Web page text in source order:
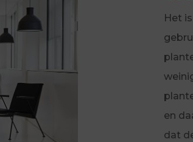
Het
en
dat